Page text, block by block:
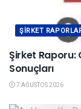
ŞIRKET
Şirket Raporu:
Sonuçları
7 AĞUSTOS 2026